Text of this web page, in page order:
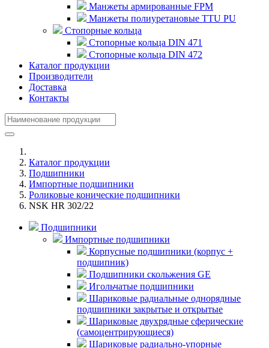
Манжеты армированные FPM
Манжеты полиуретановые TTU PU
Стопорные кольца
Стопорные кольца DIN 471
Стопорные кольца DIN 472
Каталог продукции
Производители
Доставка
Контакты
Каталог продукции
Подшипники
Импортные подшипники
Роликовые конические подшипники
NSK HR 302/22
Подшипники
Импортные подшипники
Корпусные подшипники (корпус +
подшипник)
Подшипники скольжения GE
Игольчатые подшипники
Шариковые радиальные однорядные
подшипники закрытые и открытые
Шариковые двухрядные сферические
(самоцентрирующиеся)
Шариковые радиально-упорные